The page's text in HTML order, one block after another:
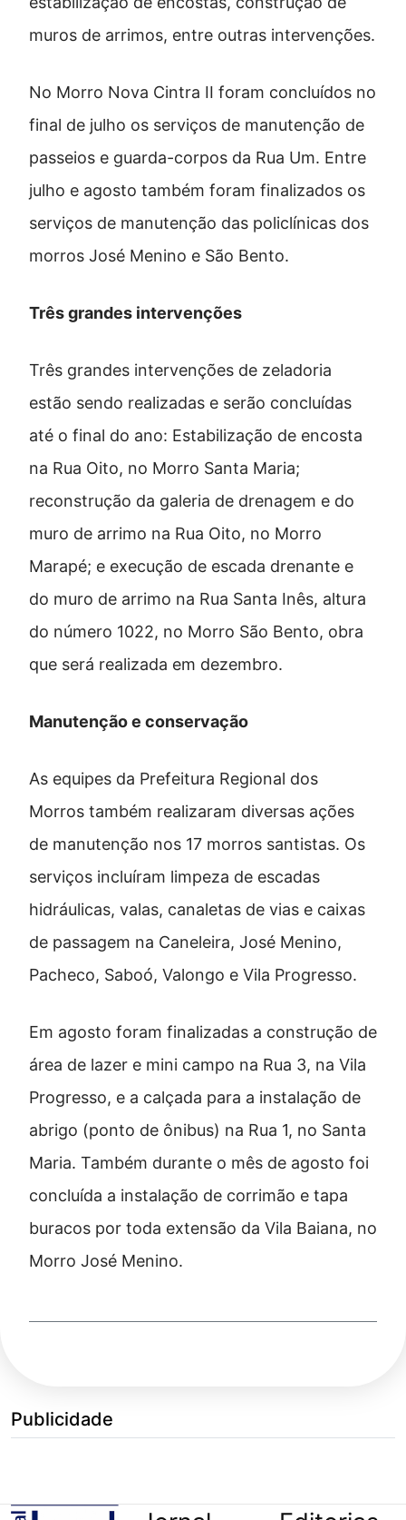
muros de arrimos, entre outras intervenções.
No Morro Nova Cintra II foram concluídos no
final de julho os serviços de manutenção de
passeios e guarda-corpos da Rua Um. Entre
julho e agosto também foram finalizados os
serviços de manutenção das policlínicas dos
morros José Menino e São Bento.
Três grandes intervenções
Três grandes intervenções de zeladoria
estão sendo realizadas e serão concluídas
até o final do ano: Estabilização de encosta
na Rua Oito, no Morro Santa Maria;
reconstrução da galeria de drenagem e do
muro de arrimo na Rua Oito, no Morro
Marapé; e execução de escada drenante e
do muro de arrimo na Rua Santa Inês, altura
do número 1022, no Morro São Bento, obra
que será realizada em dezembro.
Manutenção e conservação
As equipes da Prefeitura Regional dos
Morros também realizaram diversas ações
de manutenção nos 17 morros santistas. Os
serviços incluíram limpeza de escadas
hidráulicas, valas, canaletas de vias e caixas
de passagem na Caneleira, José Menino,
Pacheco, Saboó, Valongo e Vila Progresso.
Em agosto foram finalizadas a construção de
área de lazer e mini campo na Rua 3, na Vila
Progresso, e a calçada para a instalação de
abrigo (ponto de ônibus) na Rua 1, no Santa
Maria. Também durante o mês de agosto foi
concluída a instalação de corrimão e tapa
buracos por toda extensão da Vila Baiana, no
Morro José Menino.
Publicidade